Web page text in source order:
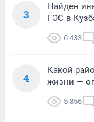
3
Найден
ГЭС в
6 433
4
Какой
жизни —
5 856